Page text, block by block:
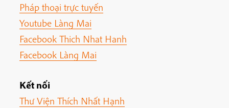
Pháp thoại trực tuyến
Youtube Làng Mai
Facebook Thich Nhat Hanh
Facebook Làng Mai
Kết nối
Thư Viện Thích Nhất Hạnh